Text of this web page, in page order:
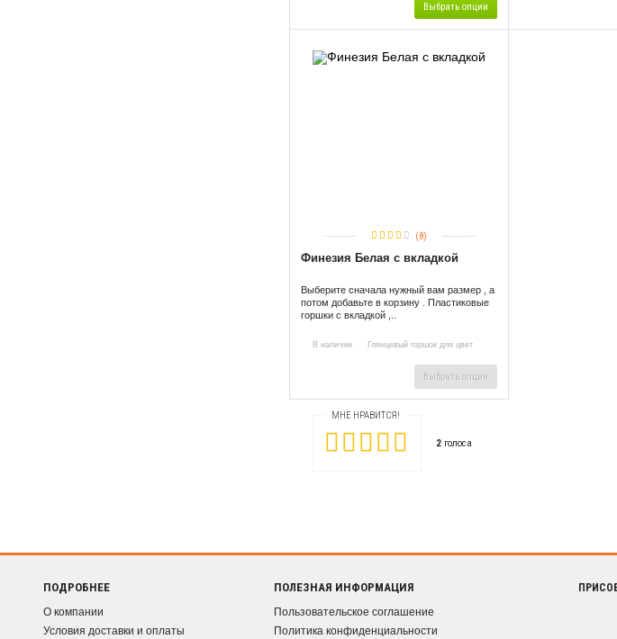
Выбрать опции
(8)
Финезия Белая с вкладкой
Выберите сначала нужный вам размер , а
потом добавьте в корзину . Пластиковые
горшки с вкладкой ,..
В наличии Глянцевый горшок для цвет
Выбрать опции
МНЕ НРАВИТСЯ!
2 голоса
ПОДРОБНЕЕ
О компании
Условия доставки и оплаты
ПОЛЕЗНАЯ ИНФОРМАЦИЯ
Пользовательское соглашение
Политика конфиденциальности